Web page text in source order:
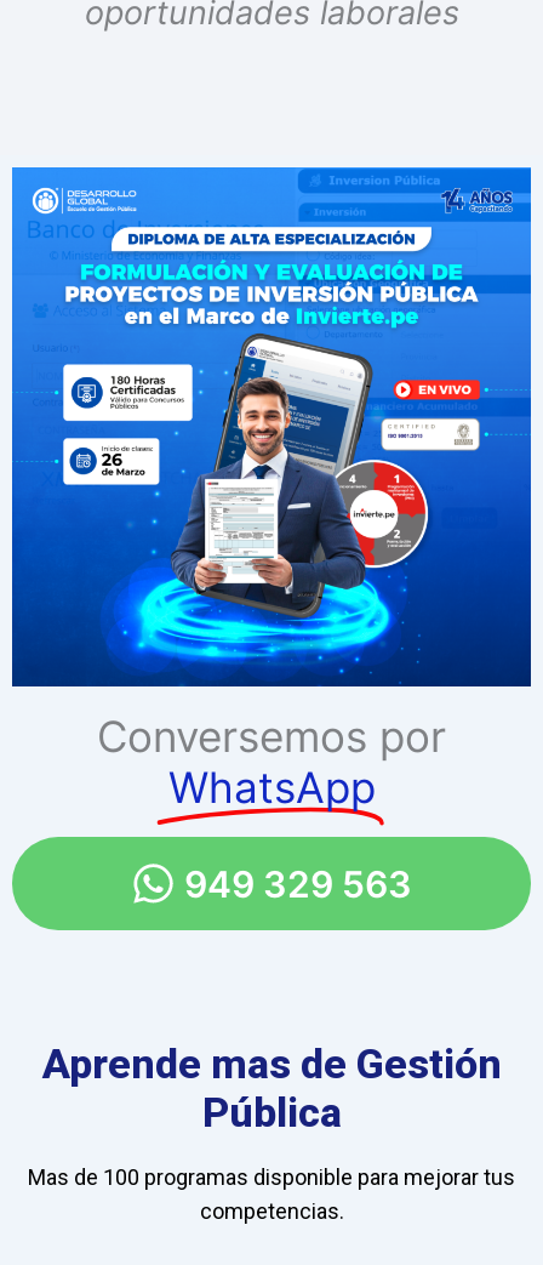
oportunidades laborales
Conversemos por
WhatsApp
949 329 563
Aprende mas de Gestión
Pública
Mas de 100 programas disponible para mejorar tus
competencias.